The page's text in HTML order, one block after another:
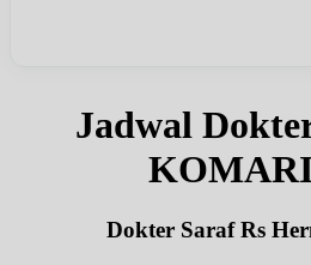
Jadwal
Dokter Saraf Rs